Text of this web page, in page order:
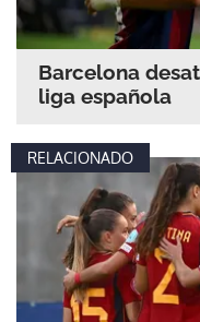
Barcelona
liga española
RELACIONADO